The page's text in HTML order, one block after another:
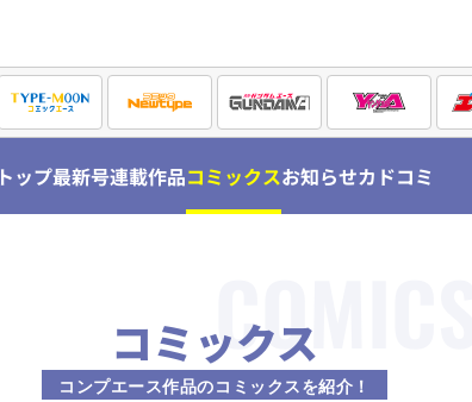
トップ最新号連載作品コミックスお知らせカドコミ
COMICS
コミックス
コンプエース作品のコミックスを紹介！